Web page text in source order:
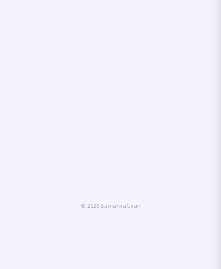
© 2026 SamanyaGyan